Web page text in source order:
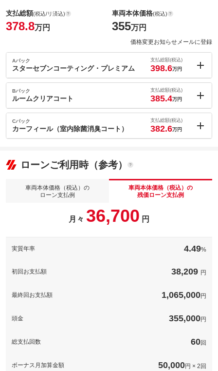
支払総額(税込/リ済込)
378.8万円
車両本体価格(税込)
355万円
価格変更お知らせメールに登録
Aパック
スターセブンコーティング・プレミアム
支払総額(税込)
398.6万円
内：オプシ
ョン価格
(税込)
車両本体価
355万円
高級感が漂う奥深いツヤ。新開発フッ素皮膜製法でフッ素皮膜を
プラス。長期間効果を持続。高級感が漂う奥深いツヤ。プロフェ
ッショナルコーティングその差は歴然です。
このパックの見積もり依頼（無料）
Bパック
ルームクリアコート
支払総額(税込)
385.4万円
内：オプシ
ョン価格
(税込)
車両本体価
お車のシートのコーティング！☆コーヒー等、飲み物をこぼして
しまった際も簡単に拭き取って頂き、汚れを予防して頂けま
す！！☆シートをコーティングすることによってシートのヘタリ
Cパック
カーフィール（室内除菌消臭コート）
支払総額(税込)
382.6万円
車両本体価
355
備考
す。車内をコーティングするだけで消臭・抗菌。消臭スプレーや
芳香剤は、もういりません！（消臭・抗菌・防カビ）
ローンご利用時（参考）
車両本体価格（税込）の
ローン支払例
車両本体価格（税込）の
残価ローン支払例
月々 36,700 円
実質年率 4.49%
初回お支払額 38,209 円
最終回お支払額 1,065,000円
頭金 355,000円
総支払回数 60回
ボーナス月加算金額 50,000円 × 2回